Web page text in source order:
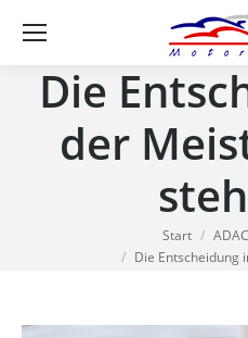
Die
der
Sie befinden sich hier:
Start
Die Entscheidung